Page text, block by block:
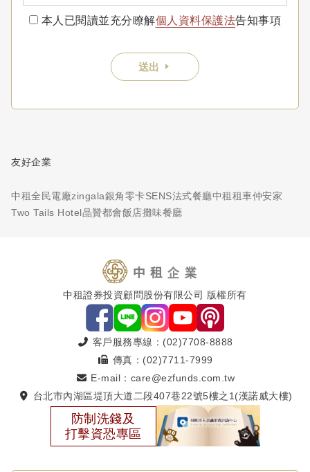
本人已閱讀並充分瞭解個人資料保護法告知事項
送出
友好企業
中租全民電廠zingala銀角零卡SENS法式餐廳中租租車仲安家
Two Tails Hotel晶贊都會飯店攤味餐廳
中租證券投資顧問股份有限公司 版權所有
客戶服務專線：(02)7708-8888
傳真：(02)7711-7999
E-mail：care@ezfunds.com.tw
台北市內湖區堤頂大道二段407巷22號5樓之1(漢諾威大樓)
防制洗錢及
打擊資恐專區